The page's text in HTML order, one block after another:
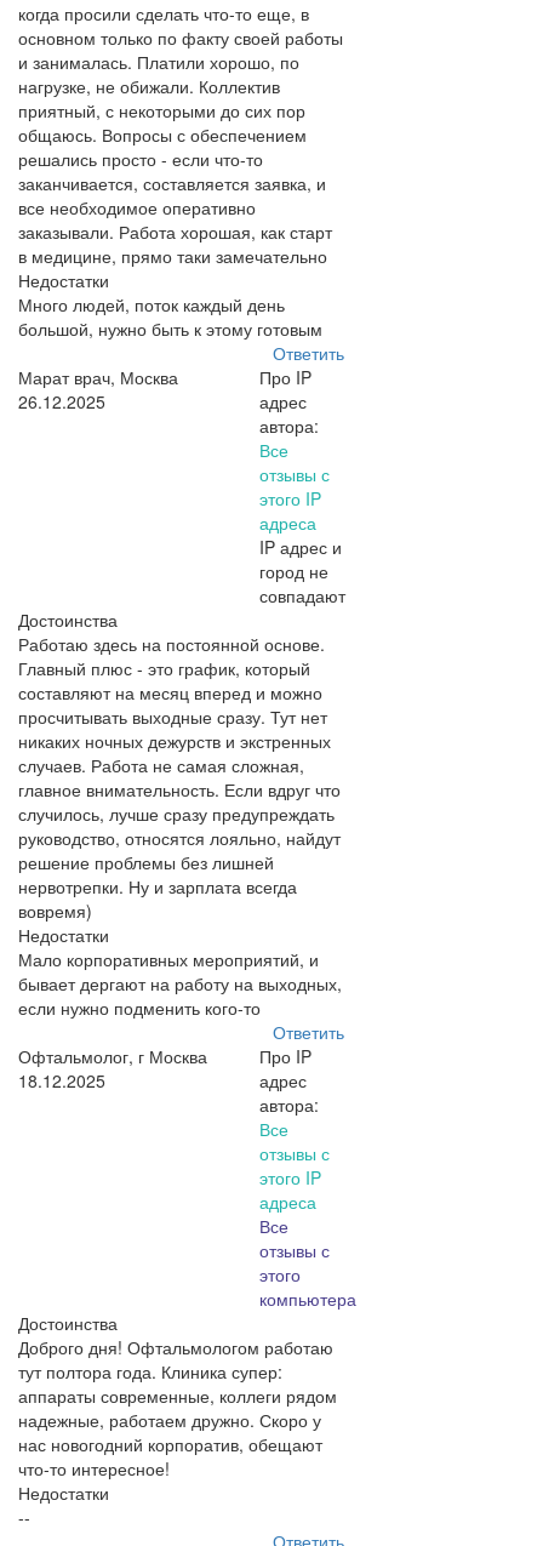
когда просили сделать что-то еще, в
основном только по факту своей работы
и занималась. Платили хорошо, по
нагрузке, не обижали. Коллектив
приятный, с некоторыми до сих пор
общаюсь. Вопросы с обеспечением
решались просто - если что-то
заканчивается, составляется заявка, и
все необходимое оперативно
заказывали. Работа хорошая, как старт
в медицине, прямо таки замечательно
Недостатки
Много людей, поток каждый день
большой, нужно быть к этому готовым
Ответить
Марат врач, Москва
26.12.2025
Про IP
адрес
автора:
Все
отзывы с
этого IP
адреса
IP адрес и
город не
совпадают
Достоинства
Работаю здесь на постоянной основе.
Главный плюс - это график, который
составляют на месяц вперед и можно
просчитывать выходные сразу. Тут нет
никаких ночных дежурств и экстренных
случаев. Работа не самая сложная,
главное внимательность. Если вдруг что
случилось, лучше сразу предупреждать
руководство, относятся лояльно, найдут
решение проблемы без лишней
нервотрепки. Ну и зарплата всегда
вовремя)
Недостатки
Мало корпоративных мероприятий, и
бывает дергают на работу на выходных,
если нужно подменить кого-то
Ответить
Офтальмолог, г Москва
18.12.2025
Про IP
адрес
автора:
Все
отзывы с
этого IP
адреса
Все
отзывы с
этого
компьютера
Достоинства
Доброго дня! Офтальмологом работаю
тут полтора года. Клиника супер:
аппараты современные, коллеги рядом
надежные, работаем дружно. Скоро у
нас новогодний корпоратив, обещают
что-то интересное!
Недостатки
--
Ответить